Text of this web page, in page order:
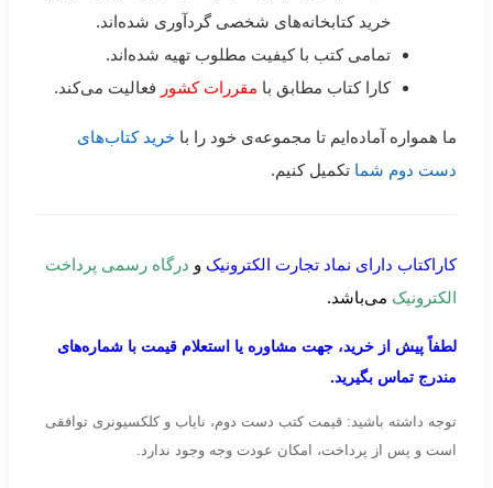
خرید کتابخانه‌های شخصی گردآوری شده‌اند.
تمامی کتب با کیفیت مطلوب تهیه شده‌اند.
کارا کتاب مطابق با مقررات کشور فعالیت می‌کند.
ما همواره آماده‌ایم تا مجموعه‌ی خود را با خرید کتاب‌های
دست دوم شما تکمیل کنیم.
کاراکتاب دارای نماد تجارت الکترونیک و درگاه رسمی پرداخت
الکترونیک می‌باشد.
لطفاً پیش از خرید، جهت مشاوره یا استعلام قیمت با شماره‌های
مندرج تماس بگیرید.
توجه داشته باشید: قیمت کتب دست دوم، نایاب و کلکسیونری توافقی
است و پس از پرداخت، امکان عودت وجه وجود ندارد.